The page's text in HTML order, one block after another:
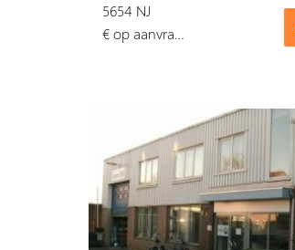
5654 NJ
€ op aanvra…